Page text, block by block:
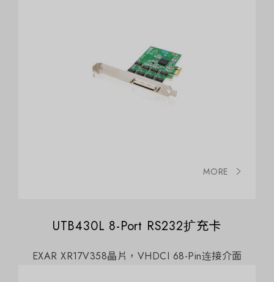
MORE
UTB430L 8-Port RS232扩充卡
EXAR XR17V358晶片，VHDCI 68-Pin连接介面